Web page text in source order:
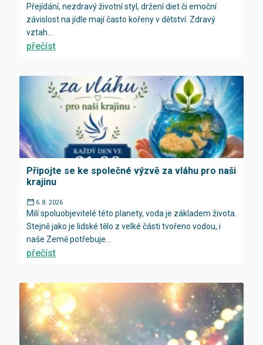
Přejídání, nezdravý životní styl, držení diet či emoční
závislost na jídle mají často kořeny v dětství. Zdravý
vztah...
přečíst
Připojte se ke společné výzvě za vláhu pro naši
krajinu
6. 8. 2026
Milí spoluobjevitelé této planety, voda je základem života.
Stejně jako je lidské tělo z velké části tvořeno vodou, i
naše Země potřebuje...
přečíst